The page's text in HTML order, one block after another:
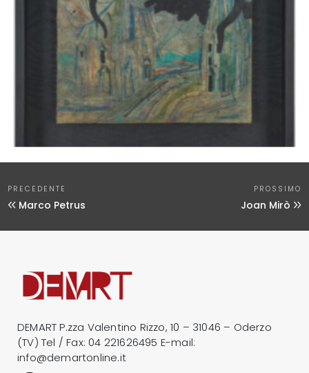
PRECEDENTE
Marco Petrus
PROSSIMO
Joan Mirò
DEMART P.zza Valentino Rizzo, 10 – 31046 – Oderzo
(TV) Tel / Fax:04 221626495 E-mail:
info@demartonline.it